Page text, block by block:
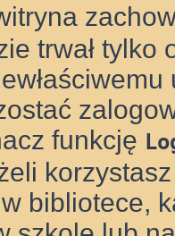
trwał
funkcję
bibliotece,